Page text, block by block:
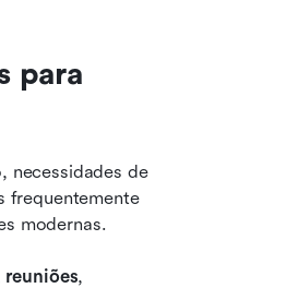
para
necessidades de
frequentemente
modernas.
reuniões,